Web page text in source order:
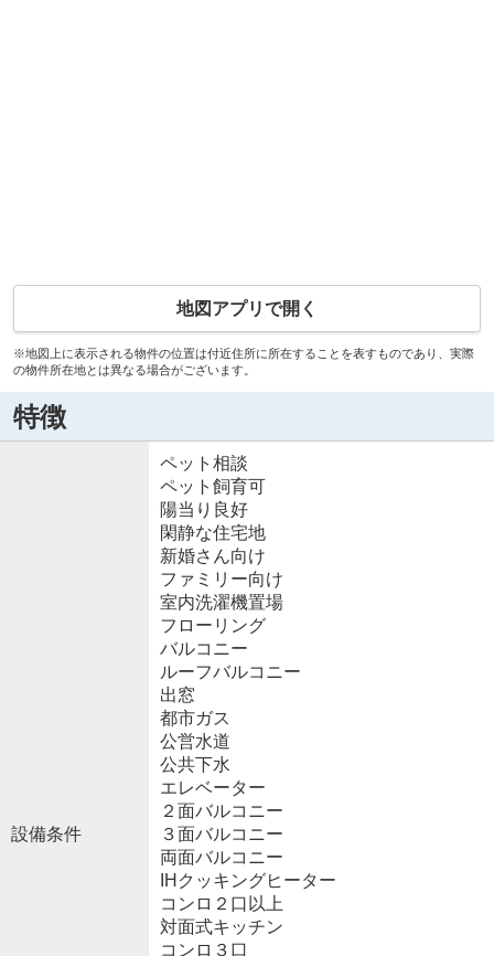
地図アプリで開く
※地図上に表示される物件の位置は付近住所に所在することを表すものであり、実際
の物件所在地とは異なる場合がございます。
特徴
設備条件
ペット相談
ペット飼育可
陽当り良好
閑静な住宅地
新婚さん向け
ファミリー向け
室内洗濯機置場
フローリング
バルコニー
ルーフバルコニー
出窓
都市ガス
公営水道
公共下水
エレベーター
２面バルコニー
３面バルコニー
両面バルコニー
IHクッキングヒーター
コンロ２口以上
対面式キッチン
コンロ３口